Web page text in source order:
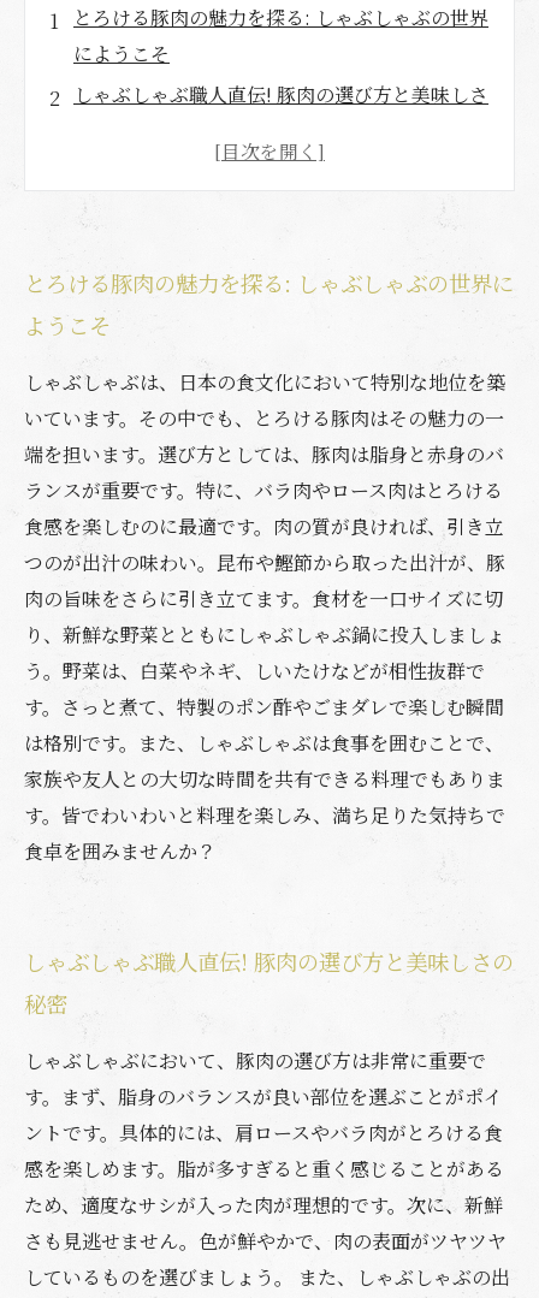
とろける豚肉の魅力を探る: しゃぶしゃぶの世界
にようこそ
しゃぶしゃぶ職人直伝! 豚肉の選び方と美味しさ
しみ方
まる時間
自宅で簡単! とろける豚肉のしゃぶしゃぶレシピ
とろける豚肉をもっと楽しむためのアレンジア
しゃぶしゃぶで味わう特別なひととき: 豚肉の魅
力を再発見
とろける豚肉の魅力を探る: しゃぶしゃぶの世界に
ようこそ
しゃぶしゃぶは、日本の食文化において特別な地位を築
いています。その中でも、とろける豚肉はその魅力の一
端を担います。選び方としては、豚肉は脂身と赤身のバ
ランスが重要です。特に、バラ肉やロース肉はとろける
食感を楽しむのに最適です。肉の質が良ければ、引き立
つのが出汁の味わい。昆布や鰹節から取った出汁が、豚
肉の旨味をさらに引き立てます。食材を一口サイズに切
り、新鮮な野菜とともにしゃぶしゃぶ鍋に投入しましょ
う。野菜は、白菜やネギ、しいたけなどが相性抜群で
す。さっと煮て、特製のポン酢やごまダレで楽しむ瞬間
は格別です。また、しゃぶしゃぶは食事を囲むことで、
家族や友人との大切な時間を共有できる料理でもありま
す。皆でわいわいと料理を楽しみ、満ち足りた気持ちで
食卓を囲みませんか？
しゃぶしゃぶ職人直伝! 豚肉の選び方と美味しさの
秘密
しゃぶしゃぶにおいて、豚肉の選び方は非常に重要で
す。まず、脂身のバランスが良い部位を選ぶことがポイ
ントです。具体的には、肩ロースやバラ肉がとろける食
感を楽しめます。脂が多すぎると重く感じることがある
ため、適度なサシが入った肉が理想的です。次に、新鮮
さも見逃せません。色が鮮やかで、肉の表面がツヤツヤ
しているものを選びましょう。 また、しゃぶしゃぶの出